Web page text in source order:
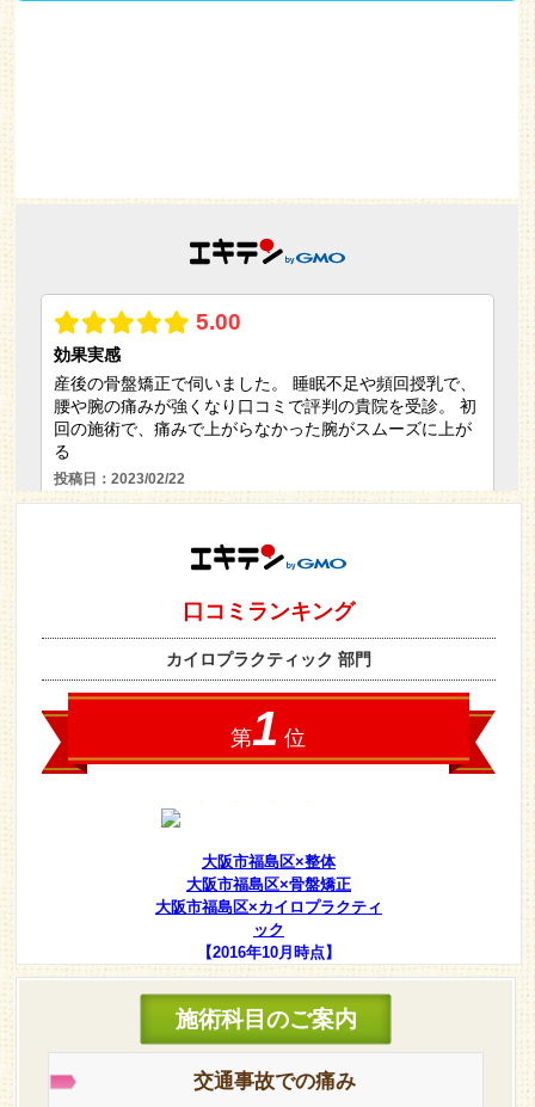
大阪市福島区×整体
大阪市福島区×骨盤矯正
大阪市福島区×カイロプラクティ
ック
【2016年10月時点】
施術科目のご案内
交通事故での痛み